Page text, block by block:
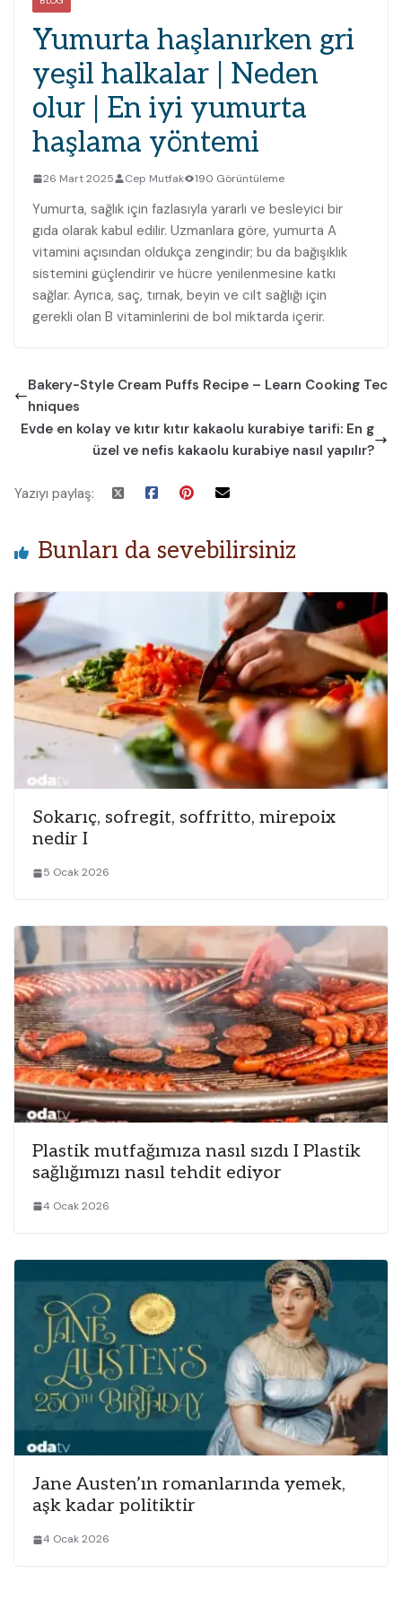
Yumurta haşlanırken gri
yeşil halkalar | Neden
olur | En iyi yumurta
haşlama yöntemi
26 Mart 2025 Cep Mutfak 190 Görüntüleme
Yumurta, sağlık için fazlasıyla yararlı ve besleyici bir
gıda olarak kabul edilir. Uzmanlara göre, yumurta A
vitamini açısından oldukça zengindir; bu da bağışıklık
sistemini güçlendirir ve hücre yenilenmesine katkı
sağlar. Ayrıca, saç, tırnak, beyin ve cilt sağlığı için
gerekli olan B vitaminlerini de bol miktarda içerir.
Bakery-Style Cream Puffs Recipe – Learn Cooking Tec
hniques
Evde en kolay ve kıtır kıtır kakaolu kurabiye tarifi: En g
üzel ve nefis kakaolu kurabiye nasıl yapılır?
Yazıyı paylaş:
Bunları da sevebilirsiniz
Sokarıç, sofregit, soffritto, mirepoix
nedir I
5 Ocak 2026
Plastik mutfağımıza nasıl sızdı I Plastik
sağlığımızı nasıl tehdit ediyor
4 Ocak 2026
Jane Austen’ın romanlarında yemek,
aşk kadar politiktir
4 Ocak 2026